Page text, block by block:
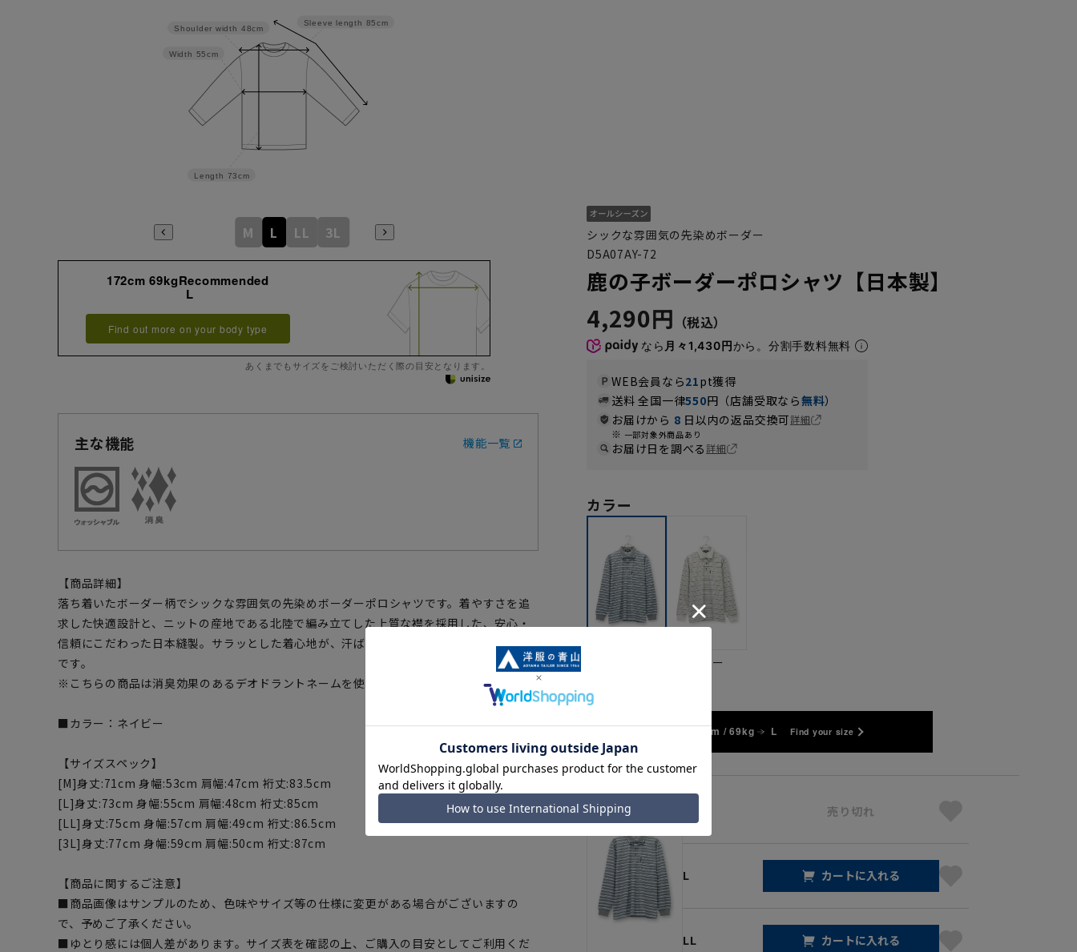
Sleeve length 85cm
Length 73cm
Width 55cm
Shoulder width 48cm
M L LL 3L
172cm 69kgRecommended
L
Find out more on your body type
あくまでもサイズをご検討いただく際の目安となります。
主な機能 機能一覧
【商品詳細】
落ち着いたボーダー柄でシックな雰囲気の先染めボーダーポロシャツです。着やすさを追
求した快適設計と、ニットの産地である北陸で編み立てした上質な襟を採用した、安心・
信頼にこだわった日本縫製。サラッとした着心地が、汗ばむ季節に心地良いオススメの1着
です。
※こちらの商品は消臭効果のあるデオドラントネームを使用しています。
■カラー：ネイビー
【サイズスペック】
[M]身丈:71cm 身幅:53cm 肩幅:47cm 裄丈:83.5cm
[L]身丈:73cm 身幅:55cm 肩幅:48cm 裄丈:85cm
[LL]身丈:75cm 身幅:57cm 肩幅:49cm 裄丈:86.5cm
[3L]身丈:77cm 身幅:59cm 肩幅:50cm 裄丈:87cm
【商品に関するご注意】
■商品画像はサンプルのため、色味やサイズ等の仕様に変更がある場合がございますの
で、予めご了承ください。
■ゆとり感には個人差があります。サイズ表を確認の上、ご購入の目安としてご利用くだ
シックな雰囲気の先染めボーダー
D5A07AY-72
鹿の子ボーダーポロシャツ【日本製】
4,290円
なら 月々1,430円から。分割手数料無料
WEB会員なら21pt獲得
送料 全国一律550円（店舗受取なら無料）
お届けから 8 日以内の返品交換可詳細
一部対象外商品あり
お届け日を調べる詳細
カラー
グレー
172cm / 69kg L Find your size
売り切れ
L カートに入れる
LL カートに入れる